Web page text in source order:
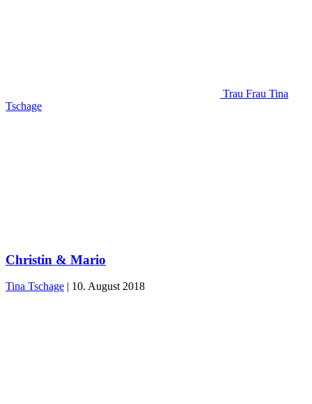
Trau Frau Tina
Tschage
Christin & Mario
Tina Tschage | 10. August 2018